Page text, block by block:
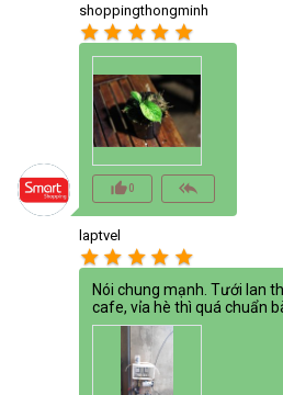
shoppingthongminh
star star star star star
thumb_up_alt0 reply_all
laptvel
star star star star star
Nói chung mạnh. Tưới lan
cafe, vỉa hè thì quá chuẩn